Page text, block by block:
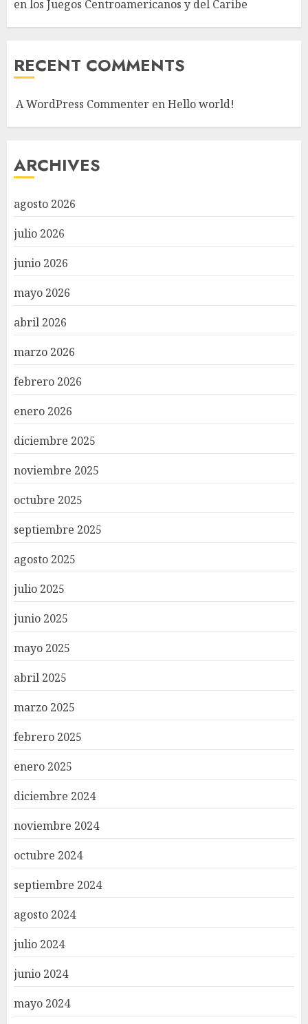
en los Juegos Centroamericanos y del Caribe
RECENT COMMENTS
A WordPress Commenter enHello world!
ARCHIVES
agosto 2026
julio 2026
junio 2026
mayo 2026
abril 2026
marzo 2026
febrero 2026
enero 2026
diciembre 2025
noviembre 2025
octubre 2025
septiembre 2025
agosto 2025
julio 2025
junio 2025
mayo 2025
abril 2025
marzo 2025
febrero 2025
enero 2025
diciembre 2024
noviembre 2024
octubre 2024
septiembre 2024
agosto 2024
julio 2024
junio 2024
mayo 2024